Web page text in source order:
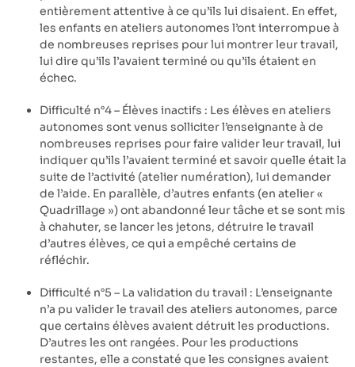
entièrement attentive à ce qu’ils lui disaient. En effet,
les enfants en ateliers autonomes l’ont interrompue à
de nombreuses reprises pour lui montrer leur travail,
lui dire qu’ils l’avaient terminé ou qu’ils étaient en
échec.
Difficulté n°4 – Élèves inactifs : Les élèves en ateliers
autonomes sont venus solliciter l’enseignante à de
nombreuses reprises pour faire valider leur travail, lui
indiquer qu’ils l’avaient terminé et savoir quelle était la
suite de l’activité (atelier numération), lui demander
de l’aide. En parallèle, d’autres enfants (en atelier «
Quadrillage ») ont abandonné leur tâche et se sont mis
à chahuter, se lancer les jetons, détruire le travail
d’autres élèves, ce qui a empêché certains de
réfléchir.
Difficulté n°5 – La validation du travail : L’enseignante
n’a pu valider le travail des ateliers autonomes, parce
que certains élèves avaient détruit les productions.
D’autres les ont rangées. Pour les productions
restantes, elle a constaté que les consignes avaient